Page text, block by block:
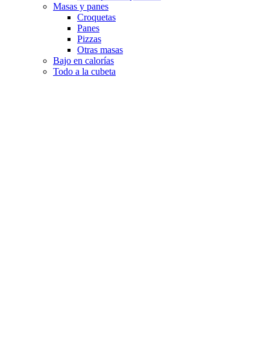
Masas y panes
Croquetas
Panes
Pizzas
Otras masas
Bajo en calorías
Todo a la cubeta